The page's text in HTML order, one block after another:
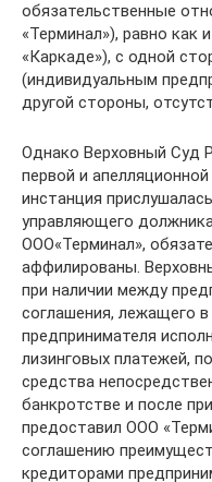
обязательственные
«Терминал»), равно
«Каркаде»), с одной
(индивидуальным
другой стороны,
Однако Верховный Суд
первой и
инстанция
управляющего
ООО«Терминал»,
аффилированы.
при наличии между
соглашения, лежащего
предпринимателя
лизинговых платежей,
средства
банкротстве и после
предоставил ООО
соглашению
кредиторами